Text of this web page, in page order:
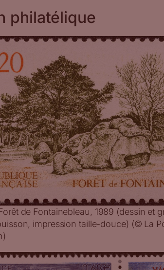
philatélique
de Fontainebleau, 1989 (dessin et
impression taille-douce) (© La